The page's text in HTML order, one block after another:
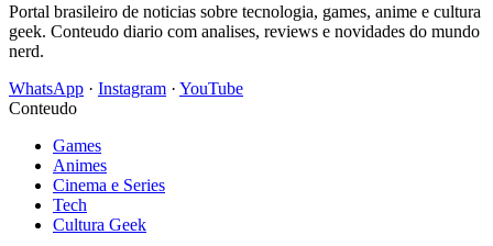
Portal brasileiro de noticias sobre tecnologia, games, anime e cultura
geek. Conteudo diario com analises, reviews e novidades do mundo
nerd.
WhatsApp · Instagram · YouTube
Conteudo
Games
Animes
Cinema e Series
Tech
Cultura Geek